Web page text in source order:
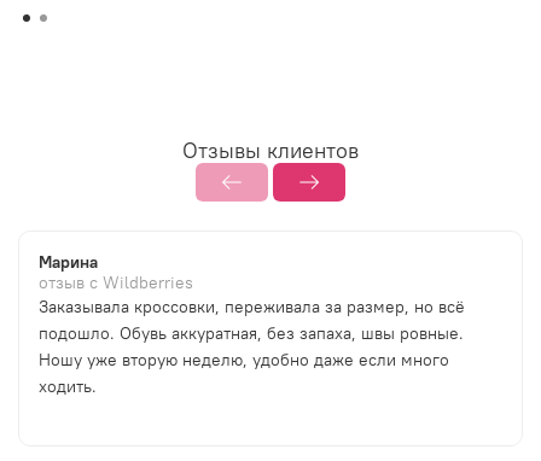
Отзывы клиентов
Марина
отзыв с Wildberries
Заказывала кроссовки, переживала за размер, но всё
подошло. Обувь аккуратная, без запаха, швы ровные.
Ношу уже вторую неделю, удобно даже если много
ходить.